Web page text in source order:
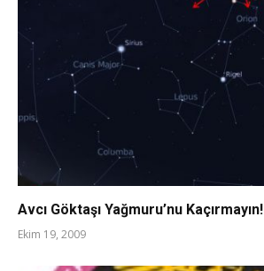
Avcı Göktaşı Yağmuru’nu Kaçırmayın!
Ekim 19, 2009